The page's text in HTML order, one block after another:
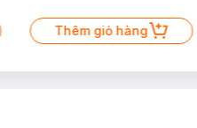
Thêm giỏ hàng